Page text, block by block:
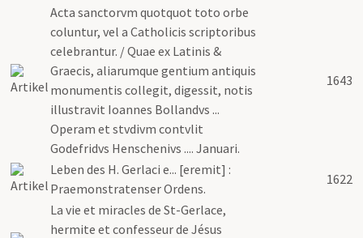
Acta sanctorvm quotquot toto orbe
coluntur, vel a Catholicis scriptoribus
celebrantur. / Quae ex Latinis &
Graecis, aliarumque gentium antiquis
monumentis collegit, digessit, notis
illustravit Ioannes Bollandvs ...
Operam et stvdivm contvlit
Godefridvs Henschenivs .... Januari.
1643
Leben des H. Gerlaci e... [eremit] :
Praemonstratenser Ordens.
1622
La vie et miracles de St-Gerlace,
hermite et confesseur de Jésus